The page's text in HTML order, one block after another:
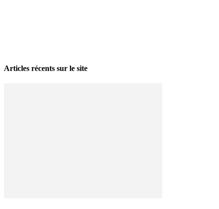
Articles récents sur le site